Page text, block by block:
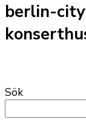
berlin-
Sök